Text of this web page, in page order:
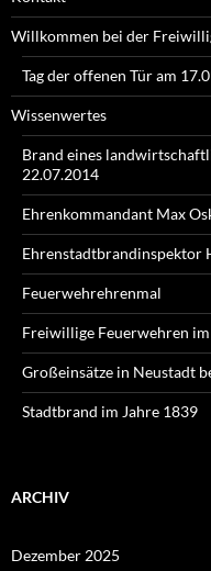
Willkommen bei der
Tag der offenen Tür am
Wissenwertes
Brand eines
22.07.2014
Ehrenkommandant Max
Ehrenstadtbrandinspektor
Feuerwehrehrenmal
Freiwillige Feuerwehren
Großeinsätze in Neustadt
Stadtbrand im Jahre 1839
ARCHIV
Dezember 2025